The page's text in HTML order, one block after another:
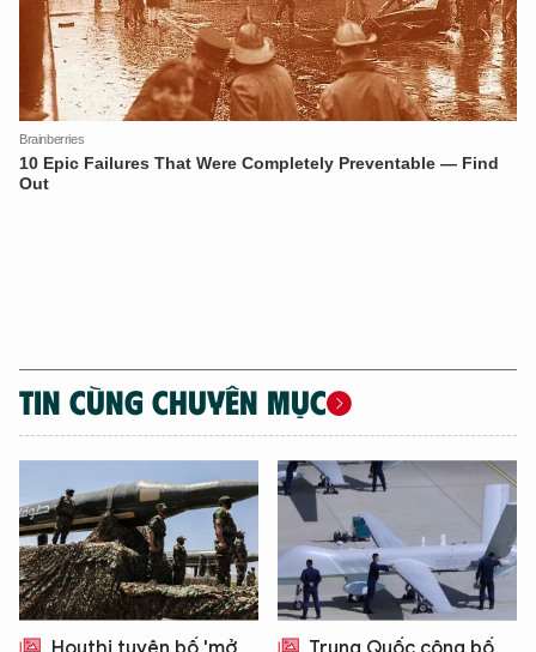
TIN CÙNG CHUYÊN MỤC
TÔI LÀ CHATBOT CỦA
Hãy hỏi tôi bất kỳ điều gì bạn cần biết về